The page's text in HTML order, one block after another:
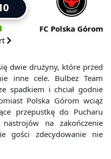
FC Polska Górom
dwie drużyny, które przed
inne cele. Bulbez Team
spadkiem i chciał godnie
Polska Górom wciąż
przepustkę do Pucharu
na zakończenie
gości zdecydowanie nie